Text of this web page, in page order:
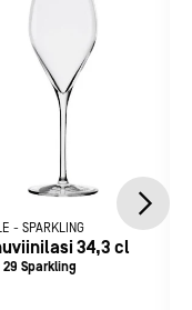
- SPARKLING
34,3 cl
29 Sparkling